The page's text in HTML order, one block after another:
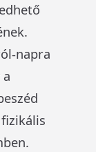
napra